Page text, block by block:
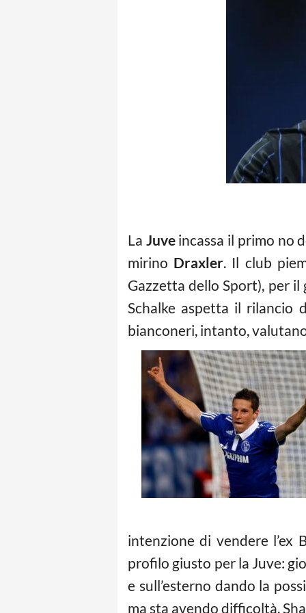
La Juveincassa il primo no
mirino Draxler. Il club
Gazzetta dello Sport), per
Schalke aspetta il rilancio
bianconeri, intanto,
intenzione di vendere l’ex
profilo giusto per la Juve:
e sull’esterno dando la
ma sta avendo difficoltà.